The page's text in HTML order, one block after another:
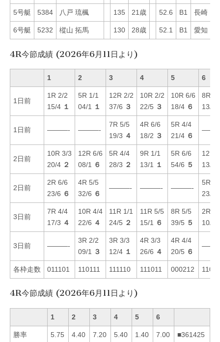
5号艇 5384 八戸 琉楓 135 21歳 52.6 B1 長崎
6号艇 5232 樅山 拓馬 130 28歳 52.1 B1 愛知
4R今節成績 (2026年6月11日より)
1 2 3 4 5 6
1日前
1R 2/2
15/4 １
5R 1/1
04/1
１
12R 2/2
37/6 ３
10R 2/2
22/5 ３
10R 6/6
18/4 ６
8R 2/
13/3
1日前 ———- ———-
7R 5/5
19/3 ４
4R 6/6
18/2 ３
5R 4/4
21/4 ６
2日前
10R 3/3
20/4 ２
12R 6/6
08/1
６
5R 4/4
28/3 ２
9R 1/1
13/1
１
5R 6/6
54/6 ５
12R
13/3
2日前
2R 6/6
23/6 ６
4R 5/5
32/6 ６
———- ———- ———-
5R 1/
23/1
3日前
7R 4/4
17/3 ４
10R 4/4
22/6 ４
11R 1/1
24/5 ２
11R 5/5
15/1
６
8R 5/5
39/5 ５
2R 5/
10/2
3日前 ———-
3R 2/2
09/1
３
3R 3/3
12/4 １
4R 3/3
26/6 ４
4R 4/4
20/5 ６
各枠走数 011101 110111 111110 111011 000212
4R今節成績 (2026年6月11日より)
1 2 3 4 5 6
勝率 5.75 4.40 7.20 5.40 1.40 7.00 ■361425